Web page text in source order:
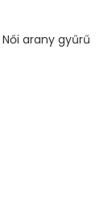
Női arany gyűrű